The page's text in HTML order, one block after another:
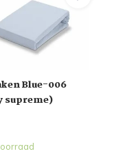
Blue-006
supreme)